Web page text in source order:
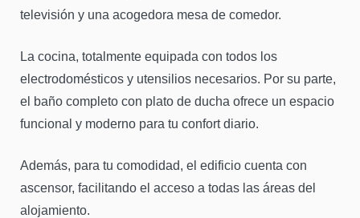
televisión y una acogedora mesa de comedor.
La cocina, totalmente equipada con todos los
electrodomésticos y utensilios necesarios. Por su parte,
el baño completo con plato de ducha ofrece un espacio
funcional y moderno para tu confort diario.
Además, para tu comodidad, el edificio cuenta con
ascensor, facilitando el acceso a todas las áreas del
alojamiento.